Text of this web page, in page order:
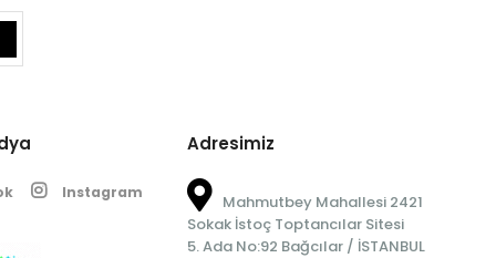
Instagram
Adresimiz
Mahmutbey Mahallesi 2421
Sokak İstoç Toptancılar Sitesi
5. Ada No:92 Bağcılar / İSTANBUL